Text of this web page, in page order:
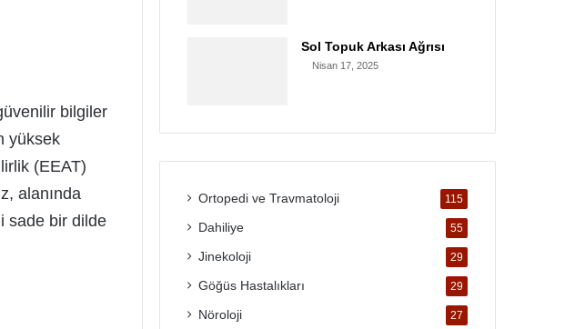
bilgiler
yüksek
(EEAT)
alanında
sade bir dilde
Sol Topuk Arkası Ağrısı
Nisan 17, 2025
Ortopedi ve Travmatoloji 115
Dahiliye 55
Jinekoloji 29
Göğüs Hastalıkları 29
Nöroloji 27